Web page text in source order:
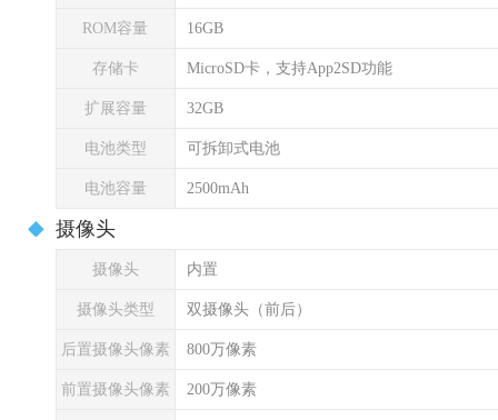
ROM容量 16GB
存储卡 MicroSD卡，支持App2SD功能
扩展容量 32GB
电池类型 可拆卸式电池
电池容量 2500mAh
摄像头
摄像头 内置
摄像头类型 双摄像头（前后）
后置摄像头像素 800万像素
前置摄像头像素 200万像素